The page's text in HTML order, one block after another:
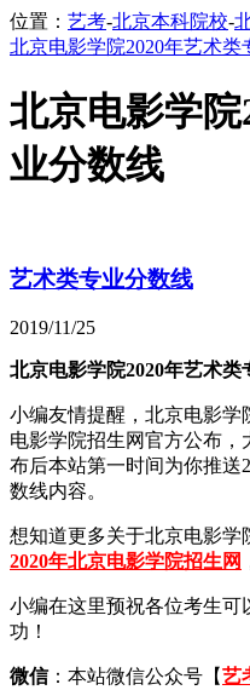
位置： 艺考-北京本科院校-
北京电影学院2020年艺术类
北京电影学
业分数线
艺术类专业分数线
2019/11/25
北京电影学院2020年艺术类
小编友情提醒，北京电影学
电影学院招生网官方公布
布后本站第一时间为你推送
数线内容。
想知道更多关于北京电影学
2020年北京电影学院招生网
小编在这里预祝各位考生
功！
微信：本站微信公众号【艺